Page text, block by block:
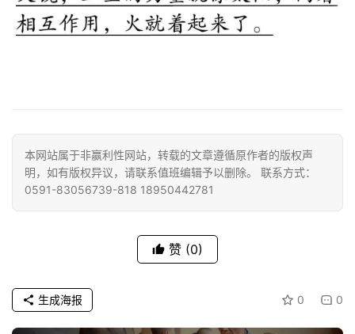
乐
菩
公
益
教
人
登录
本网站属于非赢利性网站，转载的文章遵循原作者的版权声
明，如有版权异议，请联系值班编辑予以删除。 联系方式：
0591-83056739-818 18950442781
赞 (0)
0 0
生成海报